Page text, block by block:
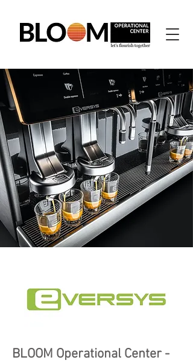
BLOOM Operational Center -